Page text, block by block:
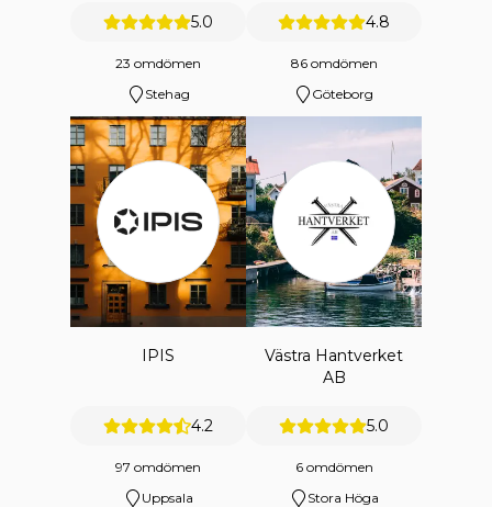
5.0
23 omdömen
Stehag
4.8
86 omdömen
Göteborg
IPIS
4.2
97 omdömen
Uppsala
Västra Hantverket
AB
5.0
6 omdömen
Stora Höga